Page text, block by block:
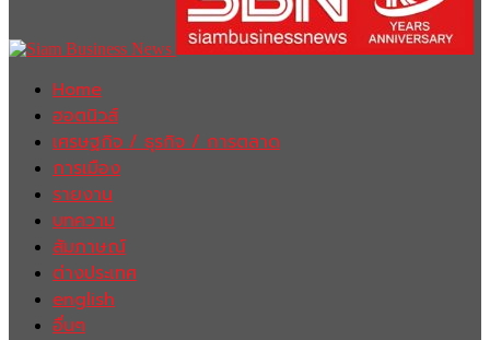
Home
ฮอตนิวส์
เศรษฐกิจ / ธุรกิจ / การตลาด
การเมือง
รายงาน
บทความ
สัมภาษณ์
ต่างประเทศ
english
อื่นๆ